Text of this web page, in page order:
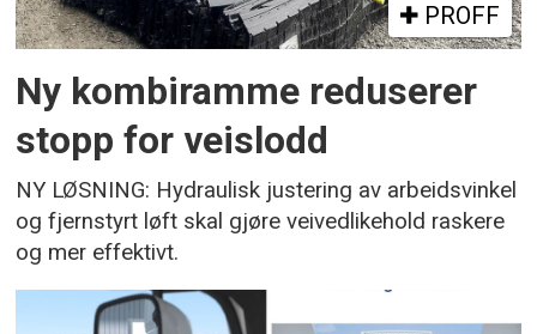
PROFF
Ny kombiramme reduserer
stopp for veislodd
NY LØSNING: Hydraulisk justering av arbeidsvinkel
og fjernstyrt løft skal gjøre veivedlikehold raskere
og mer effektivt.